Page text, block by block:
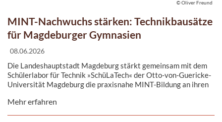
MINT-Nachwuchs stärken: Technikbausätze
für Magdeburger Gymnasien
08.06.2026
Die Landeshauptstadt Magdeburg stärkt gemeinsam mit dem
Schülerlabor für Technik »SchüLaTech« der Otto-von-Guericke-
Universität Magdeburg die praxisnahe MINT-Bildung an ihren
und Schüler frühzeitig für technische Fragestellungen zu
Mehr erfahren
© Oliver Freund